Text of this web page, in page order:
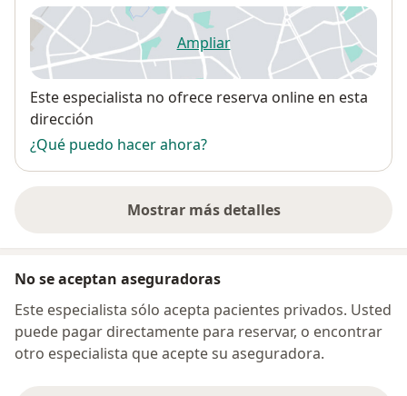
Ampliarse abre en una nueva
Disponibilidad
Este especialista no ofrece reserva online en esta
dirección
¿Qué puedo hacer ahora?
Mostrar más detalles
sobre la dirección
No se aceptan aseguradoras
Este especialista sólo acepta pacientes privados. Usted
puede pagar directamente para reservar, o encontrar
otro especialista que acepte su aseguradora.